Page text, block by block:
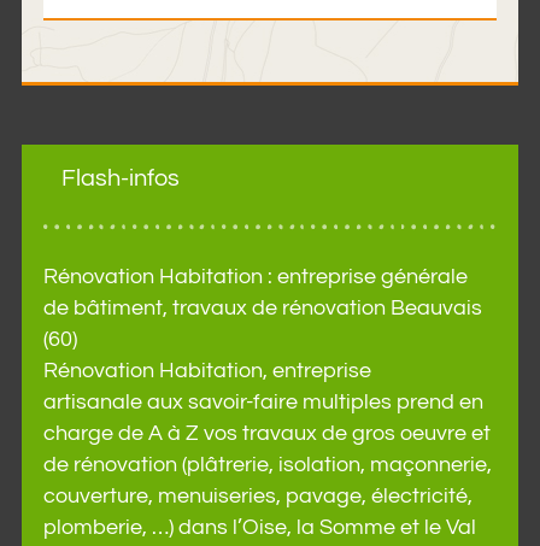
Flash-infos
Rénovation Habitation : entreprise générale
de bâtiment, travaux de rénovation Beauvais
(60)
Rénovation Habitation, entreprise
artisanale aux savoir-faire multiples prend en
charge de A à Z vos travaux de gros oeuvre et
de rénovation (plâtrerie, isolation, maçonnerie,
couverture, menuiseries, pavage, électricité,
plomberie, …) dans l’Oise, la Somme et le Val